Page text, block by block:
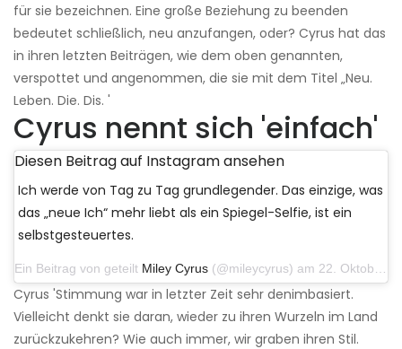
für sie bezeichnen. Eine große Beziehung zu beenden
bedeutet schließlich, neu anzufangen, oder? Cyrus hat das
in ihren letzten Beiträgen, wie dem oben genannten,
verspottet und angenommen, die sie mit dem Titel „Neu.
Leben. Die. Dis. '
Cyrus nennt sich 'einfach'
Diesen Beitrag auf Instagram ansehen
Ich werde von Tag zu Tag grundlegender. Das einzige, was
das „neue Ich“ mehr liebt als ein Spiegel-Selfie, ist ein
selbstgesteuertes.
Ein Beitrag von geteilt Miley Cyrus (@mileycyrus) am 22. Oktober 2019 um 11:39 Uhr PDT
Cyrus 'Stimmung war in letzter Zeit sehr denimbasiert.
Vielleicht denkt sie daran, wieder zu ihren Wurzeln im Land
zurückzukehren? Wie auch immer, wir graben ihren Stil.